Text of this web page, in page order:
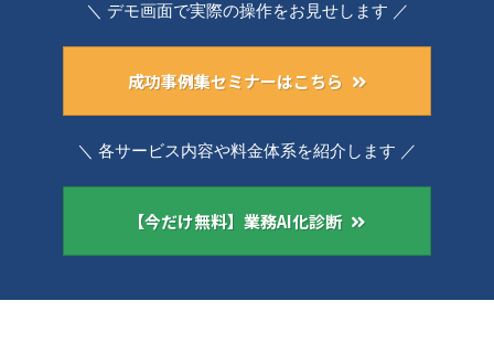
＼ デモ画面で実際の操作をお見せします ／
成功事例集セミナーはこちら
＼ 各サービス内容や料金体系を紹介します ／
【今だけ無料】業務AI化診断